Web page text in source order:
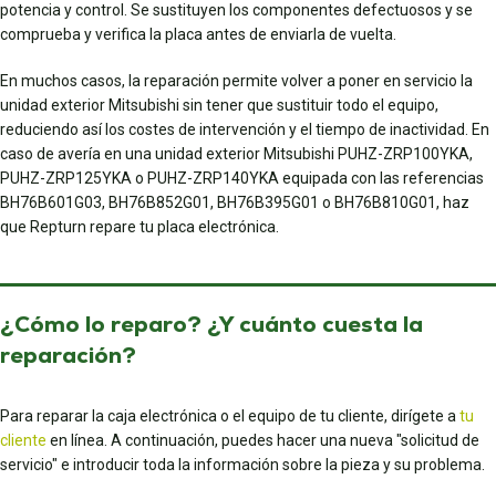
potencia y control. Se sustituyen los componentes defectuosos y se
comprueba y verifica la placa antes de enviarla de vuelta.
En muchos casos, la reparación permite volver a poner en servicio la
unidad exterior Mitsubishi sin tener que sustituir todo el equipo,
reduciendo así los costes de intervención y el tiempo de inactividad. En
caso de avería en una unidad exterior Mitsubishi PUHZ-ZRP100YKA,
PUHZ-ZRP125YKA o PUHZ-ZRP140YKA equipada con las referencias
BH76B601G03, BH76B852G01, BH76B395G01 o BH76B810G01, haz
que Repturn repare tu placa electrónica.
¿Cómo lo reparo? ¿Y cuánto cuesta la
reparación?
Para reparar la caja electrónica o el equipo de tu cliente, dirígete a tu
cliente en línea. A continuación, puedes hacer una nueva "solicitud de
servicio" e introducir toda la información sobre la pieza y su problema.